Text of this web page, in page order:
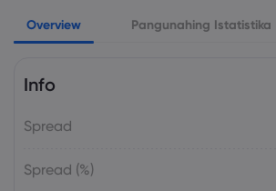
US Government Shutdown Threatens
October Inflation Data Release
US-EU Relations: Russia Sanctions Unite
Overview Pangunahing Istatistika
Info
Spread
Spread (%)